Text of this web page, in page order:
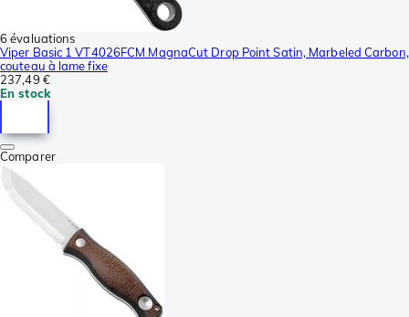
6 évaluations
Viper Basic 1 VT4026FCM MagnaCut Drop Point Satin, Marbeled Carbon,
couteau à lame fixe
237,49 €
En stock
Comparer